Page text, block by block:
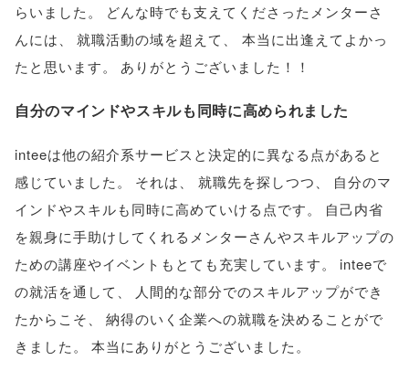
らいました 。
どんな時でも支えてくださったメンターさ
んには
就職活動の域を超えて
本当に出逢えてよかっ
たと思います。 ありがとうございました！！
自分のマインドやスキルも同時に高められました
inteeは他の紹介系サービスと決定的に異なる点があると
感じていました 。 それは 就職先を探しつつ
自分のマ
インドやスキルも同時に高めていける点です。
自己内省
を親身に手助けしてくれるメンターさんやスキルアップの
ための講座やイベントもとても充実しています。
inteeで
の就活を通して
人間的な部分でのスキルアップができ
たからこそ
納得のいく企業への就職を決めることがで
きました 。 本当にありがとうございました 。